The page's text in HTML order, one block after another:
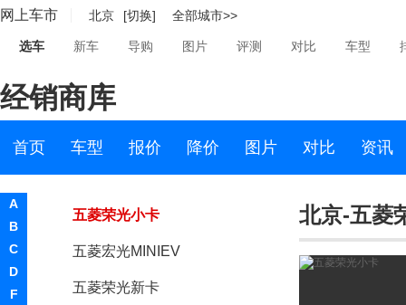
网上车市 北京 [切换] 全部城市>>
选车 新车 导购 图片 评测 对比 车型
经销商库
首页 车型 报价 降价 图片 对比 资讯
A
B
C
D
F
五菱荣光V
五菱宏光S3
五菱之光小卡
五菱荣光小卡
五菱宏光MINIEV
五菱荣光新卡
北京-五菱